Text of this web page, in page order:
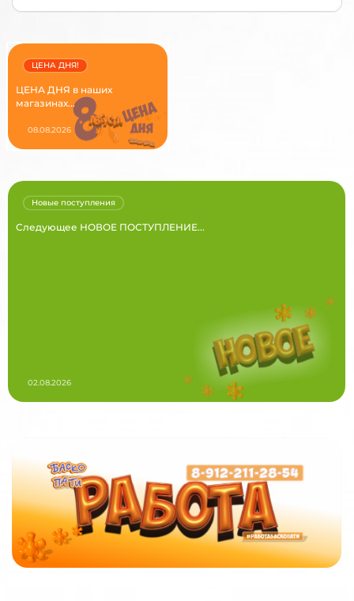
ЦЕНА ДНЯ в наших
магазинах...
ЦЕНА ДНЯ!
08.08.2026
Следующее НОВОЕ ПОСТУПЛЕНИЕ...
Новые поступления
02.08.2026